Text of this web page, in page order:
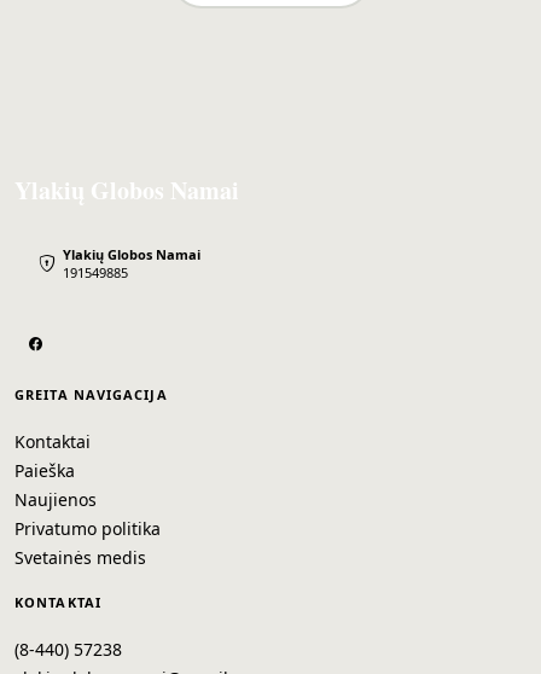
Ylakių Globos Namai
Ylakių Globos Namai
191549885
GREITA NAVIGACIJA
Kontaktai
Paieška
Naujienos
Privatumo politika
Svetainės medis
KONTAKTAI
(8-440) 57238